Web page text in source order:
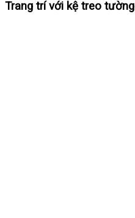
Trang trí với kệ treo tường